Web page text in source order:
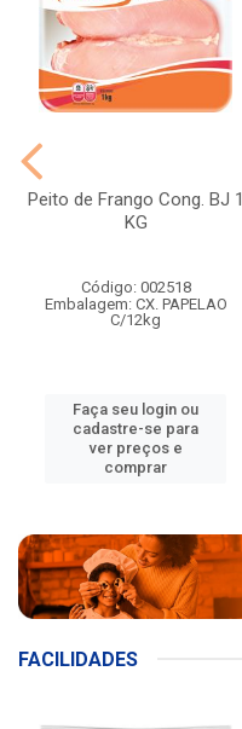
Peito de Frango Cong. BJ 1
KG
Código: 002518
Embalagem: CX. PAPELAO
C/12kg
Faça seu login ou
cadastre-se para
ver preços e
comprar
FACILIDADES